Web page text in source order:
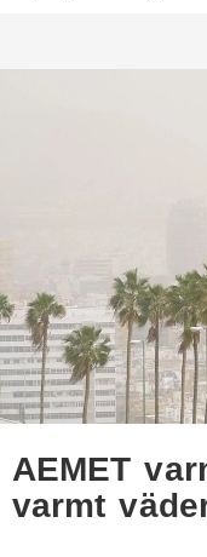
AEMET
varmt